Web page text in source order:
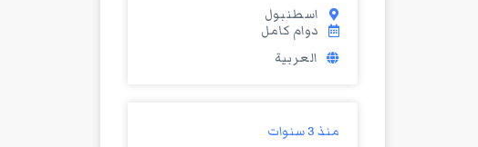
اسطنبول
دوام كامل
العربية
منذ 3 سنوات